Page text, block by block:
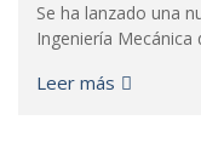
Se ha lanzado una
Ingeniería Mecánica
Leer más